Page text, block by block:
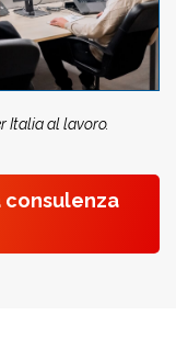
Italia al lavoro.
consulenza